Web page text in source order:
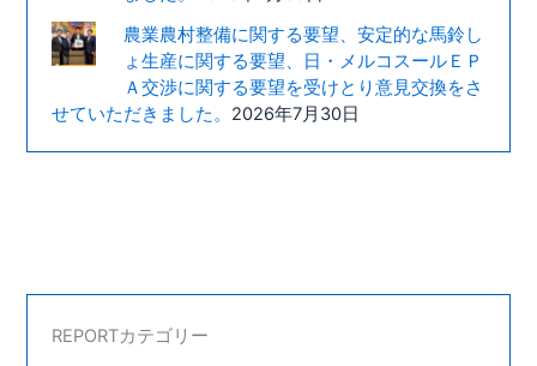
農業農村整備に関する要望、安定的な馬鈴し
ょ生産に関する要望、日・メルコスールＥＰ
Ａ交渉に関する要望を受けとり意見交換をさ
せていただきました。 2026年7月30日
REPORTカテゴリー